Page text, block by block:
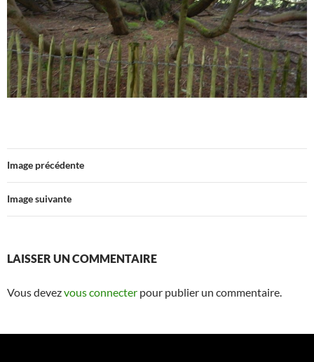
Image précédente
Image suivante
LAISSER UN COMMENTAIRE
Vous devezvous connecter pour publier un commentaire.